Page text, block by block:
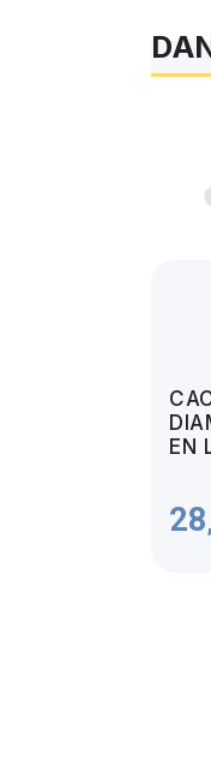
EN
28